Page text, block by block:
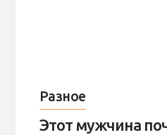
Разное
Этот мужчина